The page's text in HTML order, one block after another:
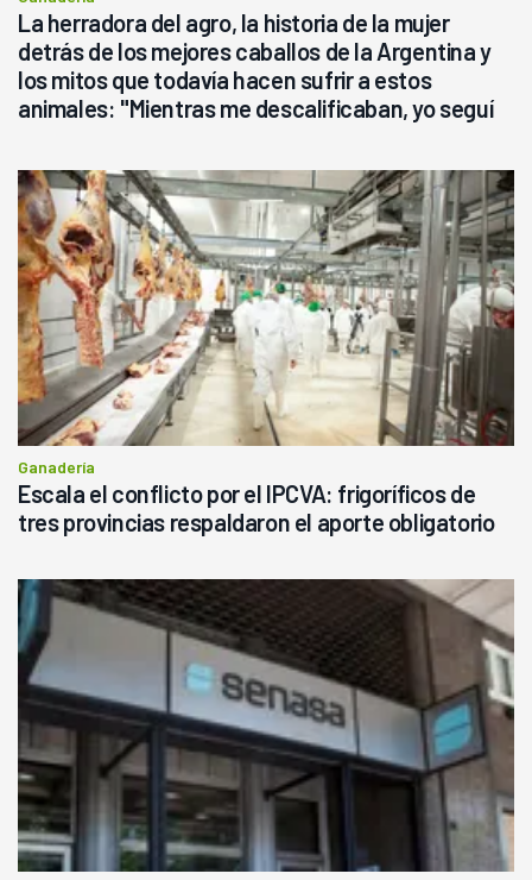
La herradora del agro, la historia de la mujer
detrás de los mejores caballos de la Argentina y
los mitos que todavía hacen sufrir a estos
animales: "Mientras me descalificaban, yo seguí
Ganadería
Escala el conflicto por el IPCVA: frigoríficos de
tres provincias respaldaron el aporte obligatorio